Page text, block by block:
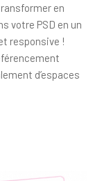
en
votre PSD en un
responsive !
d’espaces